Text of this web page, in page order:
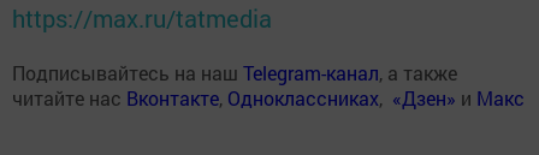
https://max.ru/tatmedia
Подписывайтесь на наш Telegram-канал, а также
читайте нас Вконтакте, Одноклассниках, «Дзен» и Макс